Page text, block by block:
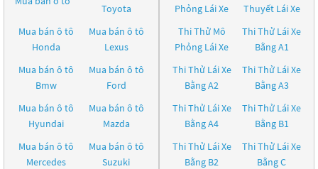
Toyota
Mua bán ô tô
Honda
Mua bán ô tô
Lexus
Mua bán ô tô
Bmw
Mua bán ô tô
Ford
Mua bán ô tô
Hyundai
Mua bán ô tô
Mazda
Mua bán ô tô
Mercedes
Mua bán ô tô
Suzuki
Phỏng Lái Xe
Thuyết Lái Xe
Thi Thử Mô
Phỏng Lái Xe
Thi Thử Lái Xe
Bằng A1
Thi Thử Lái Xe
Bằng A2
Thi Thử Lái Xe
Bằng A3
Thi Thử Lái Xe
Bằng A4
Thi Thử Lái Xe
Bằng B1
Thi Thử Lái Xe
Bằng B2
Thi Thử Lái Xe
Bằng C